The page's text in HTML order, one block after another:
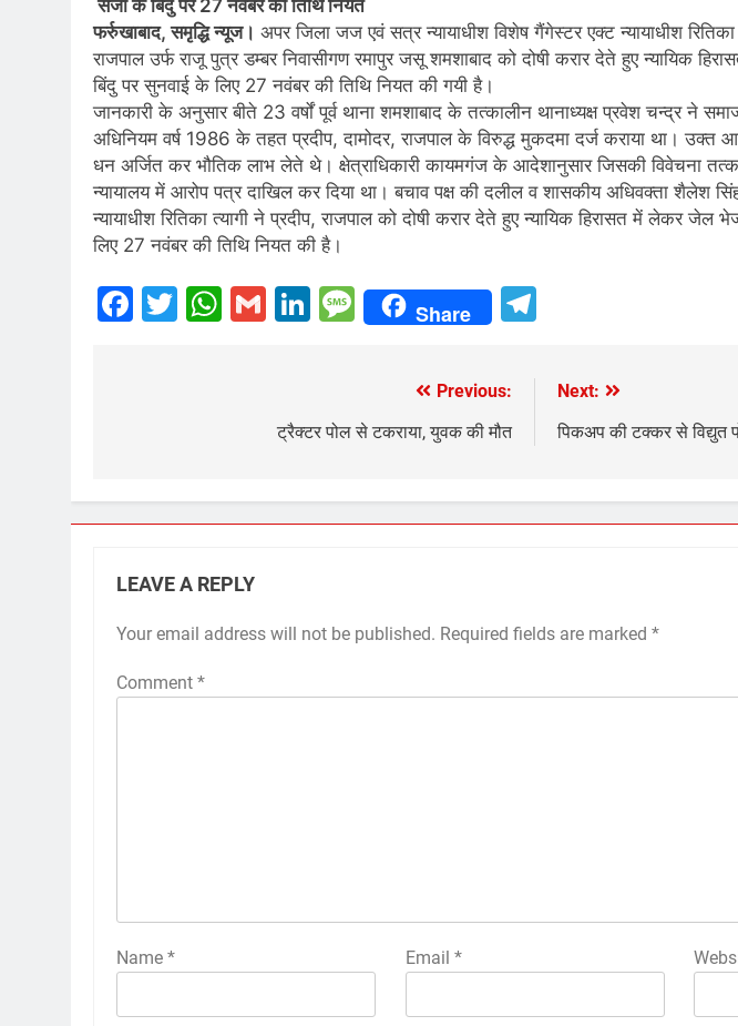
सजा के बिंदु पर 27 नवंबर की तिथि नियत
फर्रुखाबाद, समृद्धि न्यूज। अपर जिला जज एवं सत्र न्यायाधीश विशेष गैंगेस्टर एक्ट न्यायाधीश
राजपाल उर्फ राजू पुत्र डम्बर निवासीगण रमापुर जसू शमशाबाद को दोषी करार देते हुए न्यायिक
बिंदु पर सुनवाई के लिए 27 नवंबर की तिथि नियत की गयी है।
जानकारी के अनुसार बीते 23 वर्षों पूर्व थाना शमशाबाद के तत्कालीन थानाध्यक्ष प्रवेश चन्द्र ने
अधिनियम वर्ष 1986 के तहत प्रदीप, दामोदर, राजपाल के विरुद्ध मुकदमा दर्ज कराया था। उक्त
धन अर्जित कर भौतिक लाभ लेते थे। क्षेत्राधिकारी कायमगंज के आदेशानुसार जिसकी विवेचना
न्यायालय में आरोप पत्र दाखिल कर दिया था। बचाव पक्ष की दलील व शासकीय अधिवक्ता शैलेश
न्यायाधीश रितिका त्यागी ने प्रदीप, राजपाल को दोषी करार देते हुए न्यायिक हिरासत में लेकर
लिए 27 नवंबर की तिथि नियत की है।
Facebook
Twitter
WhatsApp
GmailLinkedIn
Message
Share
Previous:
ट्रैक्टर पोल से टकराया, युवक की मौत
Next:
पिकअप की टक्कर से विद्युत
LEAVE A REPLY
Your email address will not be published. Required fields are marked *
Comment *
Name * Email *